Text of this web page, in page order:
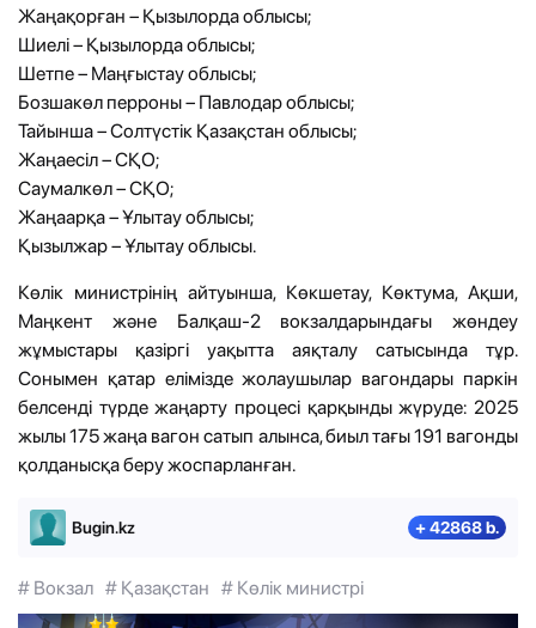
Жаңақорған – Қызылорда облысы;
Шиелі – Қызылорда облысы;
Шетпе – Маңғыстау облысы;
Бозшакөл перроны – Павлодар облысы;
Тайынша – Солтүстік Қазақстан облысы;
Жаңаесіл – СҚО;
Саумалкөл – СҚО;
Жаңаарқа – Ұлытау облысы;
Қызылжар – Ұлытау облысы.
Көлік министрінің айтуынша, Көкшетау, Көктума, Ақши,
Маңкент және Балқаш-2 вокзалдарындағы жөндеу
жұмыстары қазіргі уақытта аяқталу сатысында тұр.
Сонымен қатар елімізде жолаушылар вагондары паркін
белсенді түрде жаңарту процесі қарқынды жүруде: 2025
жылы 175 жаңа вагон сатып алынса, биыл тағы 191 вагонды
қолданысқа беру жоспарланған.
Bugin.kz + 42868 b.
# Вокзал # Қазақстан # Көлік министрі